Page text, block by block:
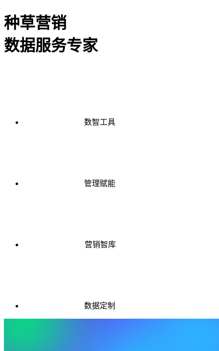
种草营销
数据服务专家
数智工具
管理赋能
营销智库
数据定制